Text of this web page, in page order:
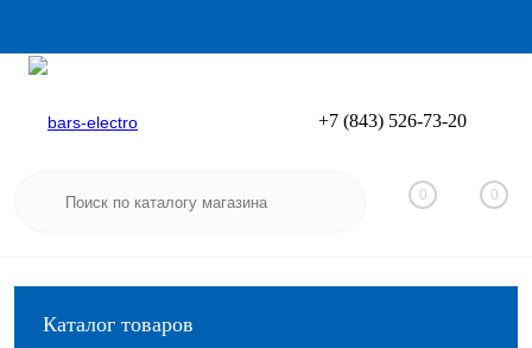
Вход
+7 (843) 526-73-20
0 0
Каталог товаров